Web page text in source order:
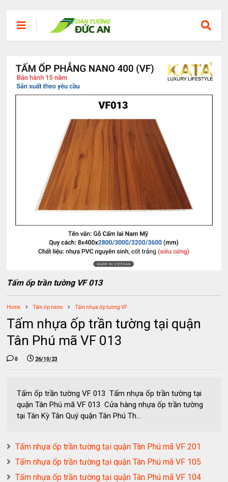
Tấm ốp trần tường VF 013
Home Tấm ốp nano Tấm nhựa ốp tường VF
Tấm nhựa ốp trần tường tại quận
Tân Phú mã VF 013
0 26/10/23
Tấm ốp trần tường VF 013 Tấm nhựa ốp trần tường tại
quận Tân Phú mã VF 013 Cửa hàng nhựa ốp trần tường
tại Tân Kỳ Tân Quý quận Tân Phú Th...
Tấm nhựa ốp trần tường tại quận Tân Phú mã VF 201
Tấm nhựa ốp trần tường tại quận Tân Phú mã VF 105
Tấm nhựa ốp trần tường tại quận Tân Phú mã VF 104